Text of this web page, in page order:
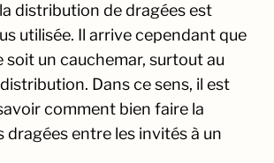
distribution de dragées est
utilisée. Il arrive cependant que
un cauchemar, surtout au
Dans ce sens, il est
comment bien faire la
dragées entre les invités à un